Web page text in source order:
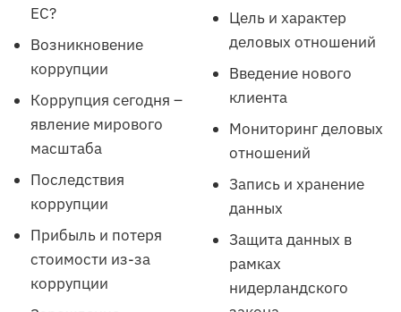
ЕС?
Возникновение
коррупции
Коррупция сегодня –
явление мирового
масштаба
Последствия
коррупции
Прибыль и потеря
стоимости из-за
коррупции
Цель и характер
деловых отношений
Введение нового
клиента
Мониторинг деловых
отношений
Запись и хранение
данных
Защита данных в
рамках
нидерландского